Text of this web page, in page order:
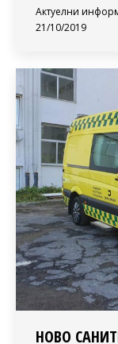
Актуелни
21/10/2019
НОВО